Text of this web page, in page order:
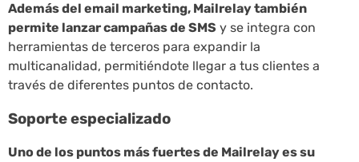
Además del email marketing, Mailrelay también
permite lanzar campañas de SMS y se integra con
herramientas de terceros para expandir la
multicanalidad, permitiéndote llegar a tus clientes a
través de diferentes puntos de contacto.
Soporte especializado
Uno de los puntos más fuertes de Mailrelay es su